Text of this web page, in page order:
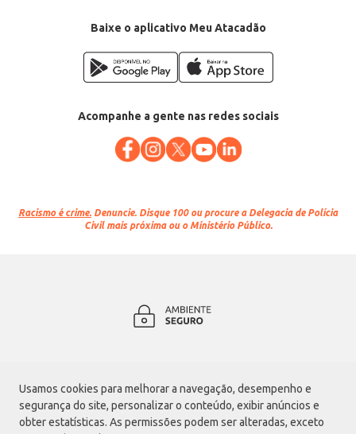
Usamos cookies para melhorar a navegação, desempenho e
segurança do site, personalizar o conteúdo, exibir anúncios e
obter estatísticas. As permissões podem ser alteradas, exceto
Baixe o aplicativo Meu Atacadão
Acompanhe a gente nas redes sociais
Racismo é crime. Denuncie. Disque 100 ou procure a Delegacia de Polícia
Civil mais próxima ou o Ministério Público.
Atacadão S.A.
Avenida Morvan Dias de Figueiredo, 6169, Vila Maria, São Paulo - SP | CEP
02170-901 | CNPJ: 75.315.333/0001-09